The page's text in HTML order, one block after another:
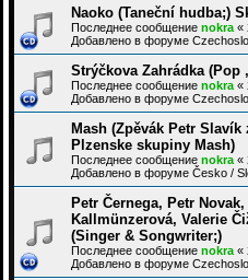
Naoko (Taneční hudba;)
Последнее сообщение nokra «
Добавлено в форуме
Strýčkova Zahrádka (Pop
Последнее сообщение nokra «
Добавлено в форуме
Mash (Zpěvák Petr
Plzenske skupiny Mash)
Последнее сообщение nokra «
Добавлено в форуме Česko /
Petr Černega, Petr
Kallmünzerová, Valerie
(Singer & Songwriter;)
Последнее сообщение nokra «
Добавлено в форуме